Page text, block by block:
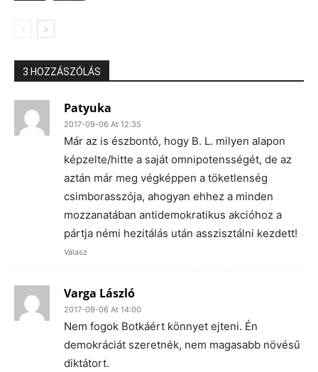
3 HOZZÁSZÓLÁS
Patyuka
2017-09-06 At 12:35
Már az is észbontó, hogy B. L. milyen alapon
képzelte/hitte a saját omnipotensségét, de az
aztán már meg végképpen a töketlenség
csimborasszója, ahogyan ehhez a minden
mozzanatában antidemokratikus akcióhoz a
pártja némi hezitálás után asszisztálni kezdett!
Válasz
Varga László
2017-09-06 At 14:00
Nem fogok Botkáért könnyet ejteni. Én
demokráciát szeretnék, nem magasabb növésű
diktátort.